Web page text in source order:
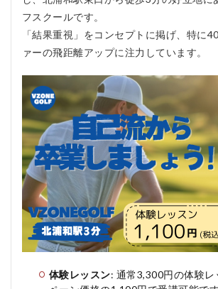
フスクールです。
「結果重視」をコンセプトに掲げ、特に
ァーの飛距離アップに注力しています。
体験レッスン: 通常3,300円の体験レ